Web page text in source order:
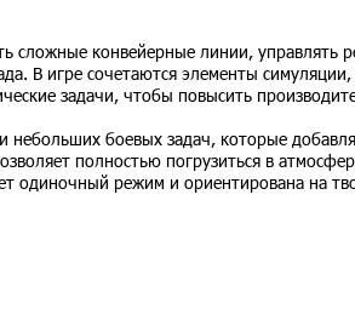
сложные конвейерные линии, управлять
В игре сочетаются элементы
задачи, чтобы повысить
боевых задач, которые
полностью погрузиться в
одиночный режим и ориентирована на